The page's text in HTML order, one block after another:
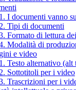
I documenti vanno
Tipi di documenti
Formato di lettura
Modalità di
e video
Testo alternativo
Sottotitoli per i video
Trascrizioni per i